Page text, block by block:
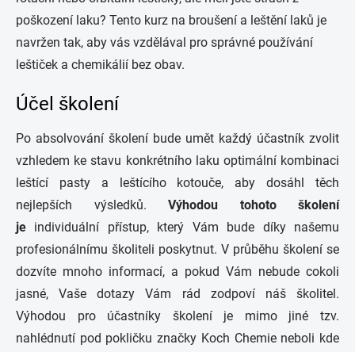
poškození laku? Tento kurz na broušení a leštění laků je
navržen tak, aby vás vzdělával pro správné používání
leštiček a chemikálií bez obav.
Účel školení
Po absolvování školení bude umět každý účastník zvolit
vzhledem ke stavu konkrétního laku optimální kombinaci
leštící pasty a leštícího kotouče, aby dosáhl těch
nejlepších výsledků. Výhodou tohoto školení
je individuální přístup, který Vám bude díky našemu
profesionálnímu školiteli poskytnut. V průběhu školení se
dozvíte mnoho informací, a pokud Vám nebude cokoli
jasné, Vaše dotazy Vám rád zodpoví náš školitel.
Výhodou pro účastníky školení je mimo jiné tzv.
nahlédnutí pod pokličku značky Koch Chemie neboli kde